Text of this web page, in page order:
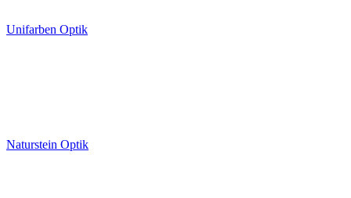
Unifarben Optik
Naturstein Optik